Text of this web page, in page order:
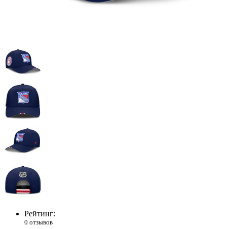
Рейтинг:
0 отзывов